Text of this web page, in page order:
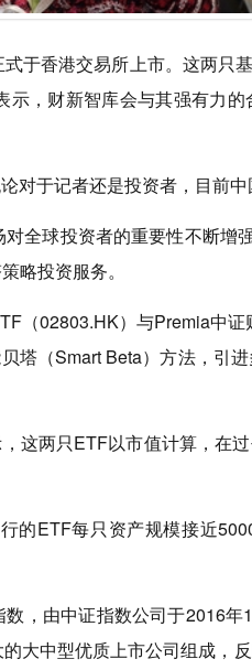
于香港交易所上市。这两只
，财新智库会与其强有力
对于记者还是投资者，目前中
全球投资者的重要性不断增
略投资服务。
（02803.HK）与Premia中
塔（Smart Beta）方法，引
这两只ETF以市值计算，在
的ETF每只资产规模接近
，由中证指数公司于2016
大中型优质上市公司组成，